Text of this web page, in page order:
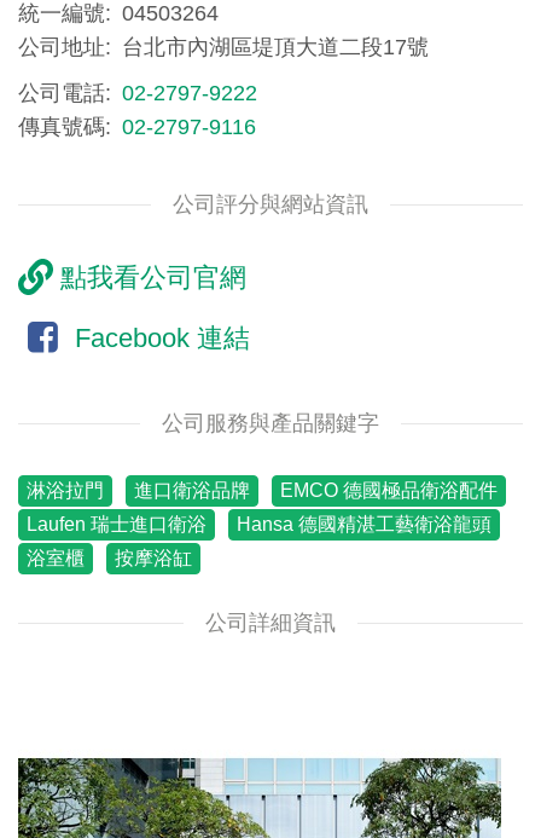
統一編號
04503264
公司地址
台北市內湖區堤頂大道二段17號
公司電話
02-2797-9222
傳真號碼
02-2797-9116
公司評分與網站資訊
點我看公司官網
Facebook 連結
公司服務與產品關鍵字
淋浴拉門 進口衛浴品牌
EMCO 德國極品衛浴配件
Laufen 瑞士進口衛浴
Hansa 德國精湛工藝衛浴龍頭
浴室櫃
按摩浴缸
公司詳細資訊